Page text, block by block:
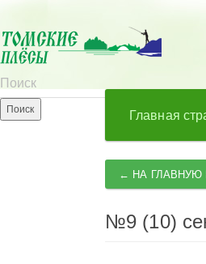
Главная
← НА ГЛАВНУЮ
№9 (10)